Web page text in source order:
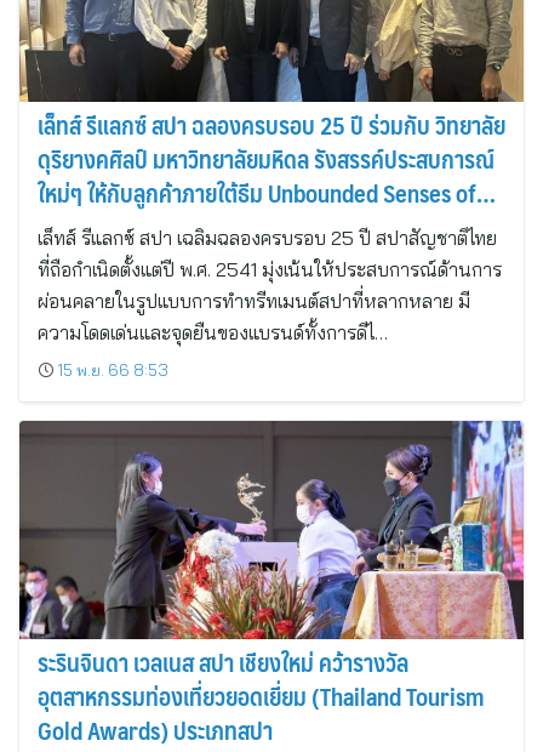
เล็ทส์ รีแลกซ์ สปา ฉลองครบรอบ 25 ปี ร่วมกับ วิทยาลัย
ดุริยางคศิลป์ มหาวิทยาลัยมหิดล รังสรรค์ประสบการณ์
ใหม่ๆ ให้กับลูกค้าภายใต้ธีม Unbounded Senses of
Relaxation
เล็ทส์ รีแลกซ์ สปา เฉลิมฉลองครบรอบ 25 ปี สปาสัญชาติไทย
ที่ถือกำเนิดตั้งแต่ปี พ.ศ. 2541 มุ่งเน้นให้ประสบการณ์ด้านการ
ผ่อนคลายในรูปแบบการทำทรีทเมนต์สปาที่หลากหลาย มี
ความโดดเด่นและจุดยืนของแบรนด์ทั้งการดีไ…
15 พ.ย. 66 8:53
ระรินจินดา เวลเนส สปา เชียงใหม่ คว้ารางวัล
อุตสาหกรรมท่องเที่ยวยอดเยี่ยม (Thailand Tourism
Gold Awards) ประเภทสปา